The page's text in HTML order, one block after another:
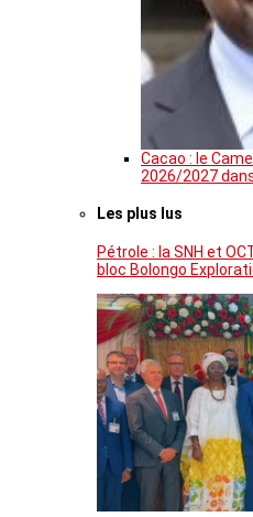
Cacao : le
2026/2027
Les plus lus
Pétrole : la SNH et
bloc Bolongo